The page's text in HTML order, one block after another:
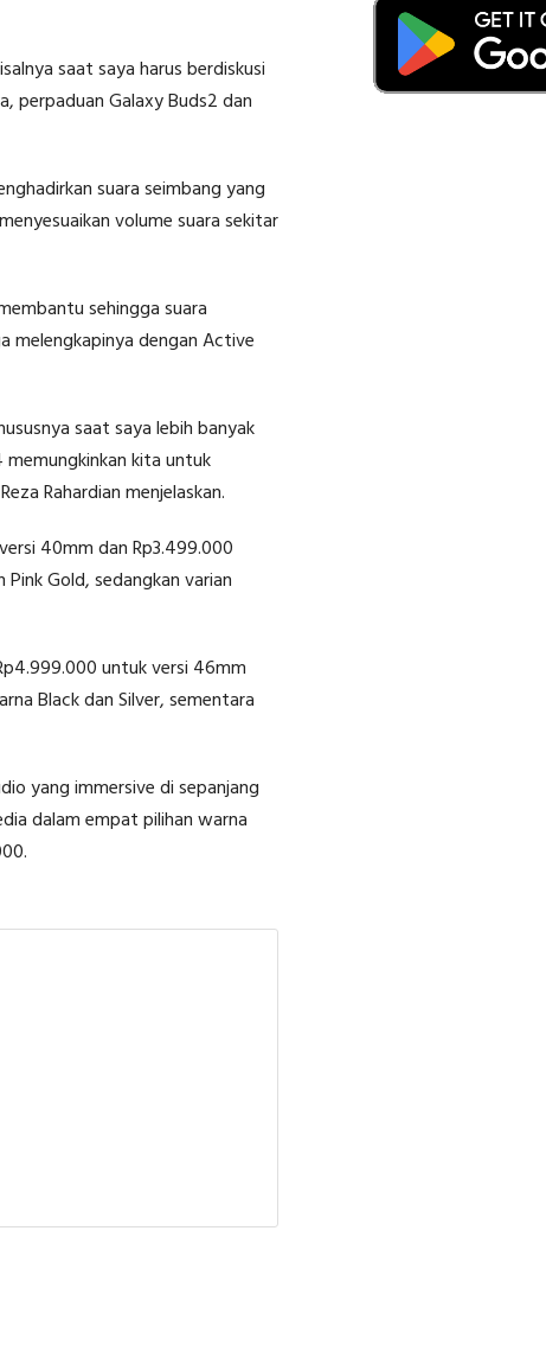
saat saya harus berdiskusi
perpaduan Galaxy Buds2 dan
suara seimbang yang
volume suara sekitar
sehingga suara
melengkapinya dengan Active
saat saya lebih banyak
kita untuk
Rahardian menjelaskan.
40mm dan Rp3.499.000
Gold, sedangkan varian
untuk versi 46mm
Black dan Silver, sementara
yang immersive di sepanjang
dalam empat pilihan warna